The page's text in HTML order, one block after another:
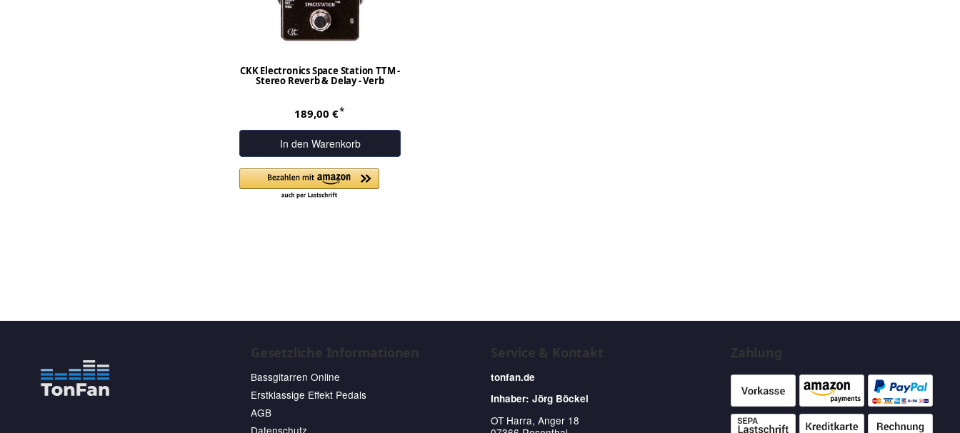
CKK Electronics Space Station TTM -
Stereo Reverb & Delay - Verb
189,00 €*
In den Warenkorb
Gesetzliche Informationen
Bassgitarren Online
Erstklassige Effekt Pedals
AGB
Datenschutz
Service & Kontakt
tonfan.de
Inhaber: Jörg Böckel
OT Harra, Anger 18